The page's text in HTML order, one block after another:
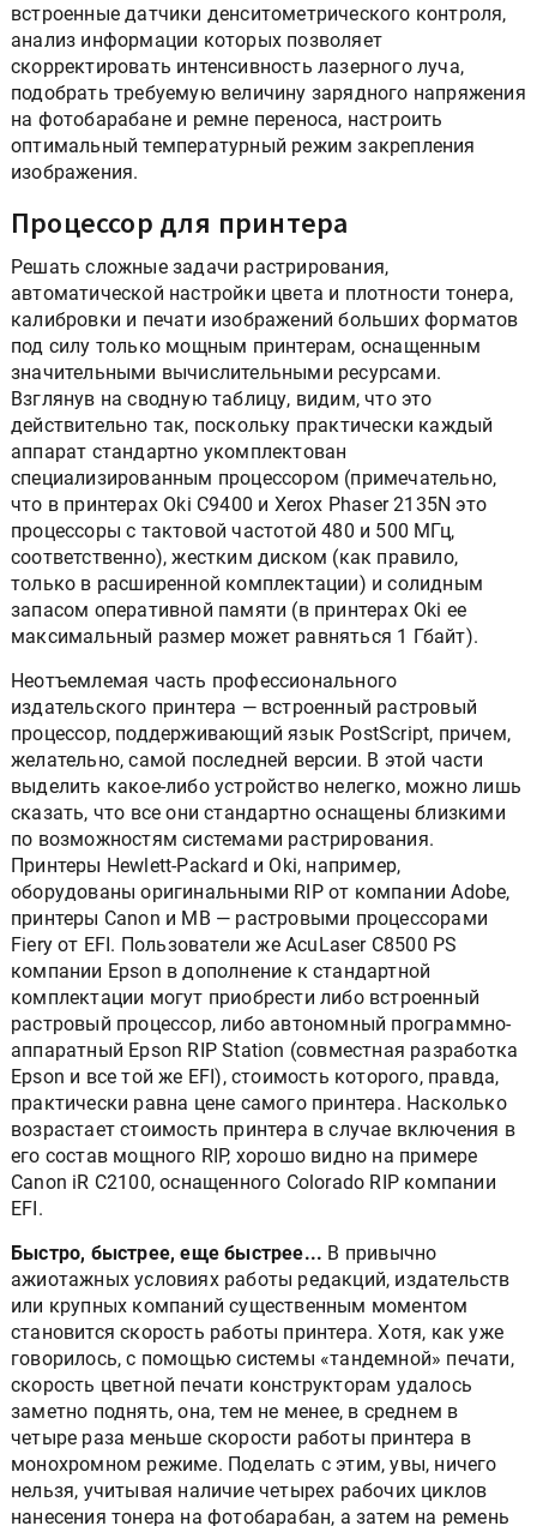
встроенные датчики денситометрического контроля,
анализ информации которых позволяет
скорректировать интенсивность лазерного луча,
подобрать требуемую величину зарядного напряжения
на фотобарабане и ремне переноса, настроить
оптимальный температурный режим закрепления
изображения.
Процессор для принтера
Решать сложные задачи растрирования,
автоматической настройки цвета и плотности тонера,
калибровки и печати изображений больших форматов
под силу только мощным принтерам, оснащенным
значительными вычислительными ресурсами.
Взглянув на сводную таблицу, видим, что это
действительно так, поскольку практически каждый
аппарат стандартно укомплектован
специализированным процессором (примечательно,
что в принтерах Oki C9400 и Xerox Phaser 2135N это
процессоры с тактовой частотой 480 и 500 МГц,
соответственно), жестким диском (как правило,
только в расширенной комплектации) и солидным
запасом оперативной памяти (в принтерах Oki ее
максимальный размер может равняться 1 Гбайт).
Неотъемлемая часть профессионального
издательского принтера — встроенный растровый
процессор, поддерживающий язык PostScript, причем,
желательно, самой последней версии. В этой части
выделить какое-либо устройство нелегко, можно лишь
сказать, что все они стандартно оснащены близкими
по возможностям системами растрирования.
Принтеры Hewlett-Packard и Oki, например,
оборудованы оригинальными RIP от компании Adobe,
принтеры Canon и МВ — растровыми процессорами
Fiery от EFI. Пользователи же AcuLaser C8500 PS
компании Epson в дополнение к стандартной
комплектации могут приобрести либо встроенный
растровый процессор, либо автономный программно-
аппаратный Epson RIP Station (совместная разработка
Epson и все той же EFI), стоимость которого, правда,
практически равна цене самого принтера. Насколько
возрастает стоимость принтера в случае включения в
его состав мощного RIP, хорошо видно на примере
Canon iR C2100, оснащенного Colorado RIP компании
EFI.
Быстро, быстрее, еще быстрее... В привычно
ажиотажных условиях работы редакций, издательств
или крупных компаний существенным моментом
становится скорость работы принтера. Хотя, как уже
говорилось, с помощью системы «тандемной» печати,
скорость цветной печати конструкторам удалось
заметно поднять, она, тем не менее, в среднем в
четыре раза меньше скорости работы принтера в
монохромном режиме. Поделать с этим, увы, ничего
нельзя, учитывая наличие четырех рабочих циклов
нанесения тонера на фотобарабан, а затем на ремень